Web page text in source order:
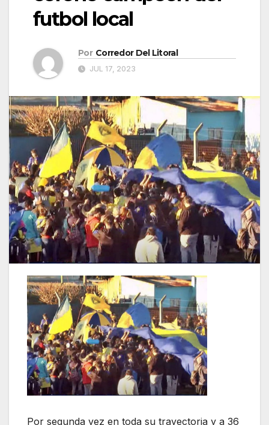
futbol local
Por Corredor Del Litoral
JUL 17, 2023
Por segunda vez en toda su trayectoria y a 36